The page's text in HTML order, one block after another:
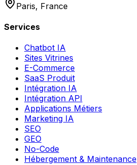
Paris, France
Services
Chatbot IA
Sites Vitrines
E-Commerce
SaaS Produit
Intégration IA
Intégration API
Applications Métiers
Marketing IA
SEO
GEO
No-Code
Hébergement & Maintenance